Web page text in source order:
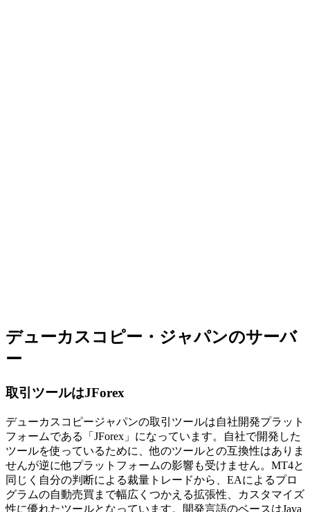
デューカスコピー・ジャパンのサーバ
ー
取引ツールはJForex
デューカスコピージャパンの取引ツールは自社開発プラット
フォームである「JForex」になっています。自社で開発した
ツールを使っているために、他のツールとの互換性はありま
せんが逆に他プラットフォームの影響も受けません。MT4と
同じく自分の判断による裁量トレードから、EAによるプロ
グラムの自動売買まで幅広くつかえる拡張性、カスタマイズ
性に優れたツールとなっています。開発言語のベースはJava